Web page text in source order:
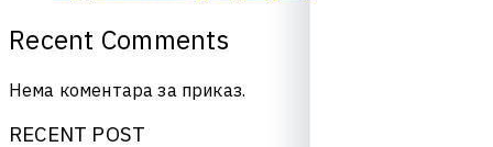
Recent Comments
Нема коментара за приказ.
RECENT POST